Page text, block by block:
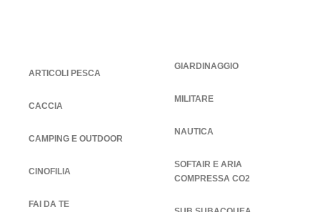
ARTICOLI PESCA
CACCIA
CAMPING E OUTDOOR
CINOFILIA
FAI DA TE
GIARDINAGGIO
MILITARE
NAUTICA
SOFTAIR E ARIA
COMPRESSA CO2